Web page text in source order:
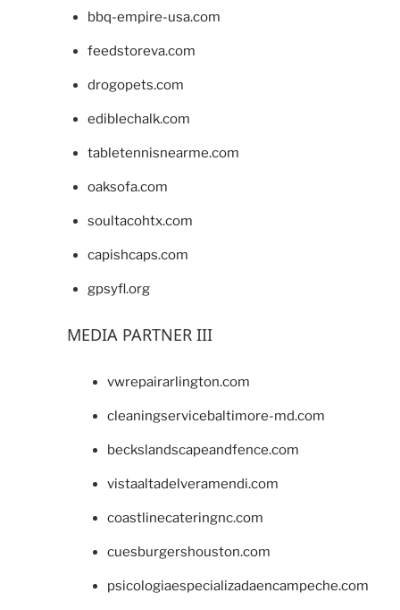
bbq-empire-usa.com
feedstoreva.com
drogopets.com
ediblechalk.com
tabletennisnearme.com
oaksofa.com
soultacohtx.com
capishcaps.com
gpsyfl.org
MEDIA PARTNER III
vwrepairarlington.com
cleaningservicebaltimore-md.com
beckslandscapeandfence.com
vistaaltadelveramendi.com
coastlinecateringnc.com
cuesburgershouston.com
psicologiaespecializadaencampeche.com